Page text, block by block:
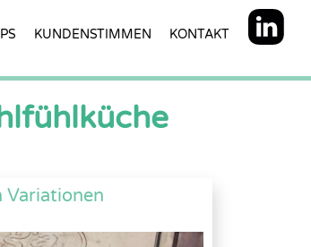
KUNDENSTIMMEN KONTAKT
Variationen